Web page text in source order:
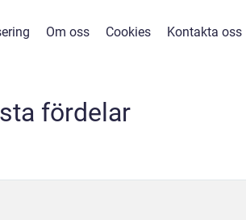
Om oss Cookies Kontakta oss
fördelar